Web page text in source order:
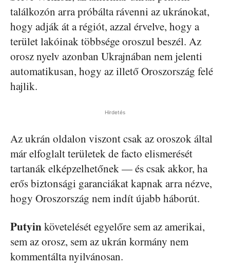
találkozón arra próbálta rávenni az ukránokat,
hogy adják át a régiót, azzal érvelve, hogy a
terület lakóinak többsége oroszul beszél. Az
orosz nyelv azonban Ukrajnában nem jelenti
automatikusan, hogy az illető Oroszország felé
hajlik.
Hirdetés
Az ukrán oldalon viszont csak az oroszok által
már elfoglalt területek de facto elismerését
tartanák elképzelhetőnek — és csak akkor, ha
erős biztonsági garanciákat kapnak arra nézve,
hogy Oroszország nem indít újabb háborút.
Putyinkövetelését egyelőre sem az amerikai,
sem az orosz, sem az ukrán kormány nem
kommentálta nyilvánosan.